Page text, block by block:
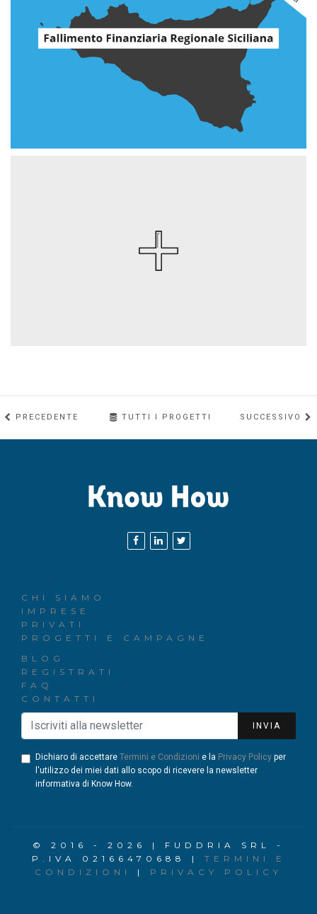
PRECEDENTE TUTTI I PROGETTI SUCCESSIVO
CHI SIAMO
IMPRESE
PRIVATI
PROGETTI E CAMPAGNE
BLOG
REGISTRATI
FAQ
CONTATTI
INVIA
Dichiaro di accettare Termini e Condizioni e la Privacy Policy per
l'utilizzo dei miei dati allo scopo di ricevere la newsletter
informativa di Know How.
© 2016 - 2026 | FUDDRIA SRL -
P.IVA 02166470688 | TERMINI E
CONDIZIONI
| PRIVACY POLICY